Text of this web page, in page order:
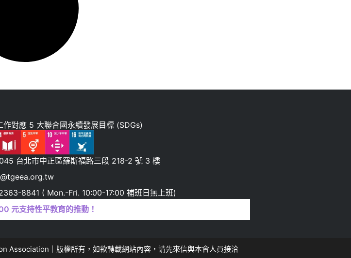
作對應 5 大聯合國永續發展目標 (SDGs)
台北市中正區羅斯福路三段 218-2 號 3 樓
8841 ( Mon.-Fri. 10:00-17:00 補班日無上班)
元支持性平教育的推動！
｜版權所有，如欲轉載網站內容，請先來信與本會人員接洽